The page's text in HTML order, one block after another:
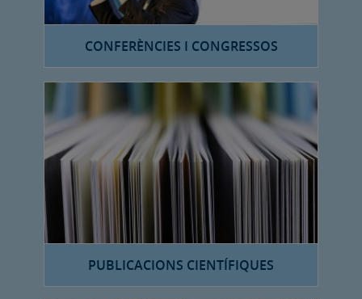
CONFERÈNCIES I CONGRESSOS
PUBLICACIONS CIENTÍFIQUES